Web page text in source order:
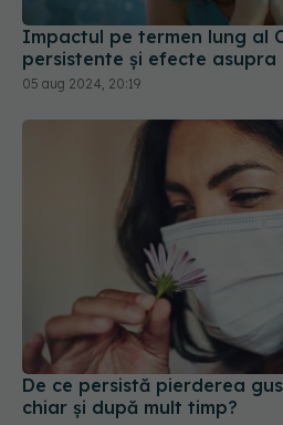
Impactul pe termen lung al
persistente și efecte asupra
05 aug 2024, 20:19
De ce persistă pierderea
chiar și după mult timp?